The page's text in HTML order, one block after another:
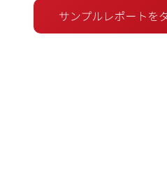
トレンドとインサイト